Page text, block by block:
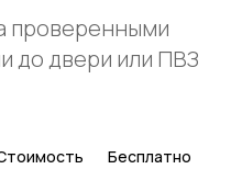
проверенными
до двери или ПВЗ
Бесплатно